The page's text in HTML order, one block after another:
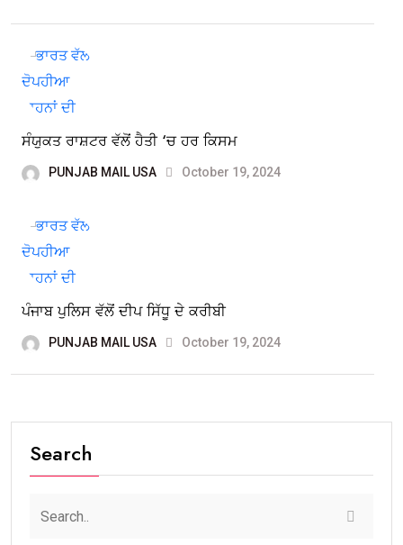
ਸੰਯੁਕਤ ਰਾਸ਼ਟਰ ਵੱਲੋਂ ਹੈਤੀ ‘ਚ ਹਰ ਕਿਸਮ
PUNJAB MAIL USA October 19, 2024
ਪੰਜਾਬ ਪੁਲਿਸ ਵੱਲੋਂ ਦੀਪ ਸਿੱਧੂ ਦੇ ਕਰੀਬੀ
PUNJAB MAIL USA October 19, 2024
Search